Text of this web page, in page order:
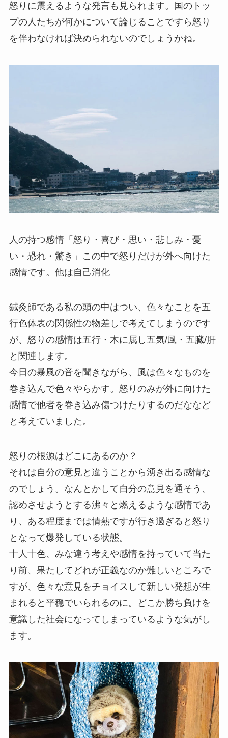
怒りに震えるような発言も見られます。国のトッ
プの人たちが何かについて論じることですら怒り
を伴わなければ決められないのでしょうかね。
人の持つ感情「怒り・喜び・思い・悲しみ・憂
い・恐れ・驚き」この中で怒りだけが外へ向けた
感情です。他は自己消化
鍼灸師である私の頭の中はつい、色々なことを五
行色体表の関係性の物差しで考えてしまうのです
が、怒りの感情は五行・木に属し五気/風・五臓/肝
と関連します。
今日の暴風の音を聞きながら、風は色々なものを
巻き込んで色々やらかす。怒りのみが外に向けた
感情で他者を巻き込み傷つけたりするのだななど
と考えていました。
怒りの根源はどこにあるのか？
それは自分の意見と違うことから湧き出る感情な
のでしょう。なんとかして自分の意見を通そう、
認めさせようとする沸々と燃えるような感情であ
り、ある程度までは情熱ですが行き過ぎると怒り
となって爆発している状態。
十人十色、みな違う考えや感情を持っていて当た
り前、果たしてどれが正義なのか難しいところで
すが、色々な意見をチョイスして新しい発想が生
まれると平穏でいられるのに。どこか勝ち負けを
意識した社会になってしまっているような気がし
ます。